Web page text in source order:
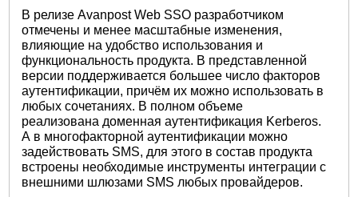
В релизе Avanpost Web SSO разработчиком
отмечены и менее масштабные изменения,
влияющие на удобство использования и
функциональность продукта. В представленной
версии поддерживается большее число факторов
аутентификации, причём их можно использовать в
любых сочетаниях. В полном объеме
реализована доменная аутентификация Kerberos.
А в многофакторной аутентификации можно
задействовать SMS, для этого в состав продукта
встроены необходимые инструменты интеграции с
внешними шлюзами SMS любых провайдеров.